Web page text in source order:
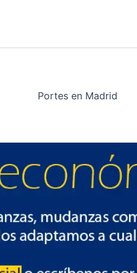
Portes en Madrid